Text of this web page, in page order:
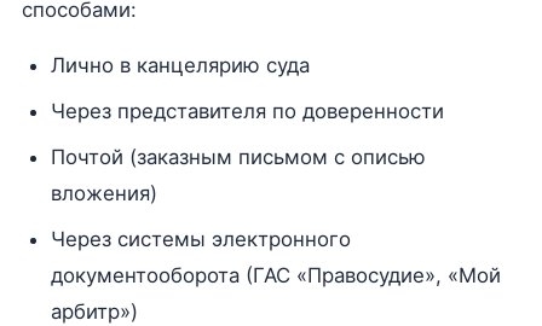
способами:
Лично в канцелярию суда
Через представителя по доверенности
Почтой (заказным письмом с описью
вложения)
Через системы электронного
документооборота (ГАС «Правосудие», «Мой
арбитр»)